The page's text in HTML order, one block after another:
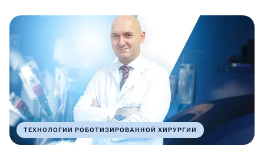
ТЕХНОЛОГИИ РОБОТИЗИРОВАННОЙ ХИРУРГИИ